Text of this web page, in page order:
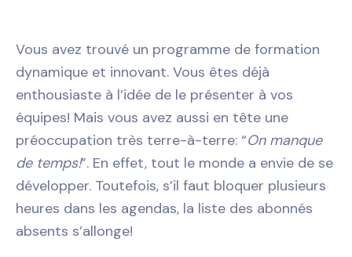
Vous avez trouvé un programme de formation
dynamique et innovant. Vous êtes déjà
enthousiaste à l’idée de le présenter à vos
équipes! Mais vous avez aussi en tête une
préoccupation très terre-à-terre: “On manque
de temps!”. En effet, tout le monde a envie de se
développer. Toutefois, s’il faut bloquer plusieurs
heures dans les agendas, la liste des abonnés
absents s’allonge!